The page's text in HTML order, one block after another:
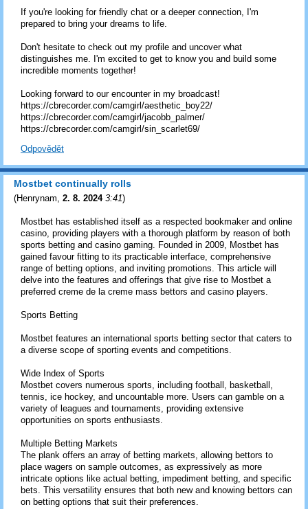
If you're looking for friendly chat or a deeper connection, I'm
prepared to bring your dreams to life.
Don't hesitate to check out my profile and uncover what
distinguishes me. I'm excited to get to know you and build some
incredible moments together!
Looking forward to our encounter in my broadcast!
https://cbrecorder.com/camgirl/aesthetic_boy22/
https://cbrecorder.com/camgirl/jacobb_palmer/
https://cbrecorder.com/camgirl/sin_scarlet69/
Odpovědět
Mostbet continually rolls
(Henrynam, 2. 8. 2024 3:41)
Mostbet has established itself as a respected bookmaker and online
casino, providing players with a thorough platform by reason of both
sports betting and casino gaming. Founded in 2009, Mostbet has
gained favour fitting to its practicable interface, comprehensive
range of betting options, and inviting promotions. This article will
delve into the features and offerings that give rise to Mostbet a
preferred creme de la creme mass bettors and casino players.
Sports Betting
Mostbet features an international sports betting sector that caters to
a diverse scope of sporting events and competitions.
Wide Index of Sports
Mostbet covers numerous sports, including football, basketball,
tennis, ice hockey, and uncountable more. Users can gamble on a
variety of leagues and tournaments, providing extensive
opportunities on sports enthusiasts.
Multiple Betting Markets
The plank offers an array of betting markets, allowing bettors to
place wagers on sample outcomes, as expressively as more
intricate options like actual betting, impediment betting, and specific
bets. This versatility ensures that both new and knowing bettors can
on betting options that suit their preferences.